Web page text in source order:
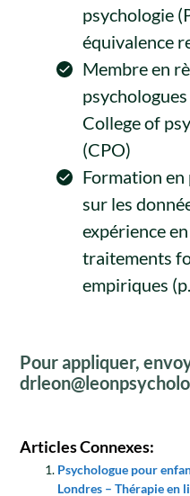
psychologie
équivalence
Membre en
College of
(CPO)
Formation
sur les
expérience
traitements
empiriques
Pour appliquer,
Articles Connexes:
Psychologue pour
Londres – Thérapie en